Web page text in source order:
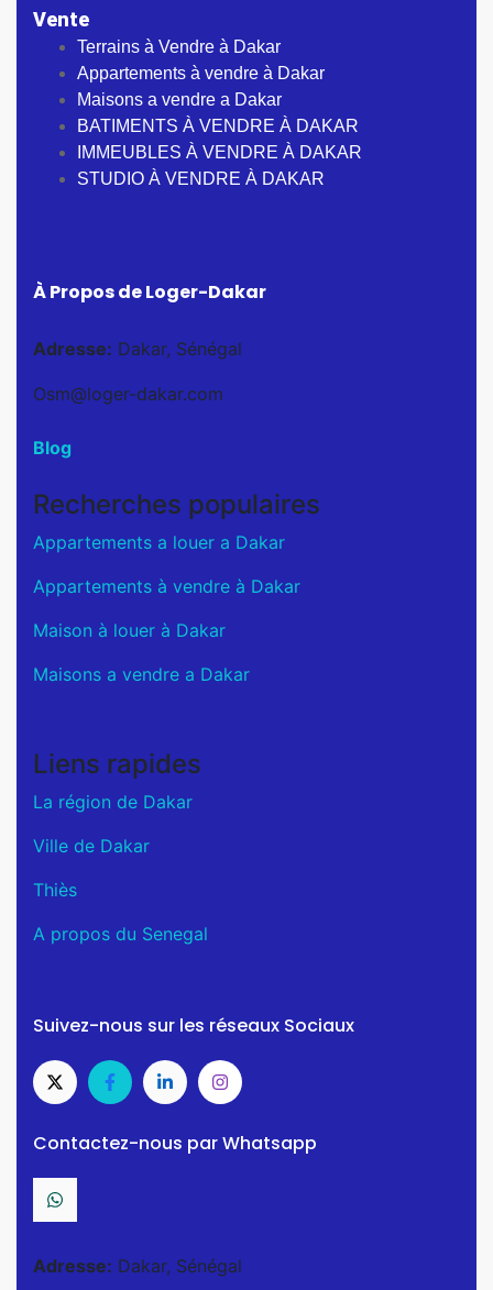
Vente
Terrains à Vendre à Dakar
Appartements à vendre à Dakar
Maisons a vendre a Dakar
BATIMENTS À VENDRE À DAKAR
IMMEUBLES À VENDRE À DAKAR
STUDIO À VENDRE À DAKAR
À Propos de Loger-Dakar
Adresse: Dakar, Sénégal
Osm@loger-dakar.com
Blog
Recherches populaires
Appartements a louer a Dakar
Appartements à vendre à Dakar
Maison à louer à Dakar
Maisons a vendre a Dakar
Liens rapides
La région de Dakar
Ville de Dakar
Thiès
A propos du Senegal
Suivez-nous sur les réseaux Sociaux
Contactez-nous par Whatsapp
Adresse: Dakar, Sénégal